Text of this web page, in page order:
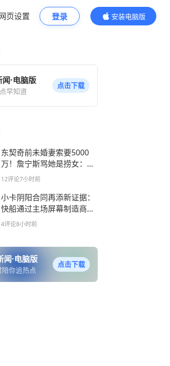
页设置 登录
安装电脑版
内容更精彩
·电脑版
早知道
点击下载
东契奇前未婚妻索要5000
万！詹宁斯骂她是捞女：九
成女人都是捞女
12评论7小时前
小卡阴阳合同再添新证据：
快船通过主场屏幕制造商偷
给他数百万美元
4评论8小时前
闻·电脑版
你追热点
点击下载